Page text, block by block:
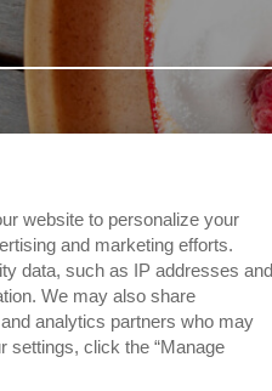
website to personalize your
and marketing efforts.
data, such as IP addresses and
We may also share
analytics partners who may
settings, click the “Manage